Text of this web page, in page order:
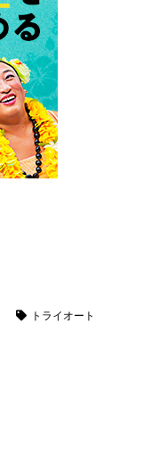
トライオート